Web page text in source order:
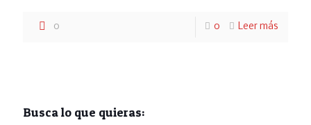
0 0 Leer más
Busca lo que quieras: